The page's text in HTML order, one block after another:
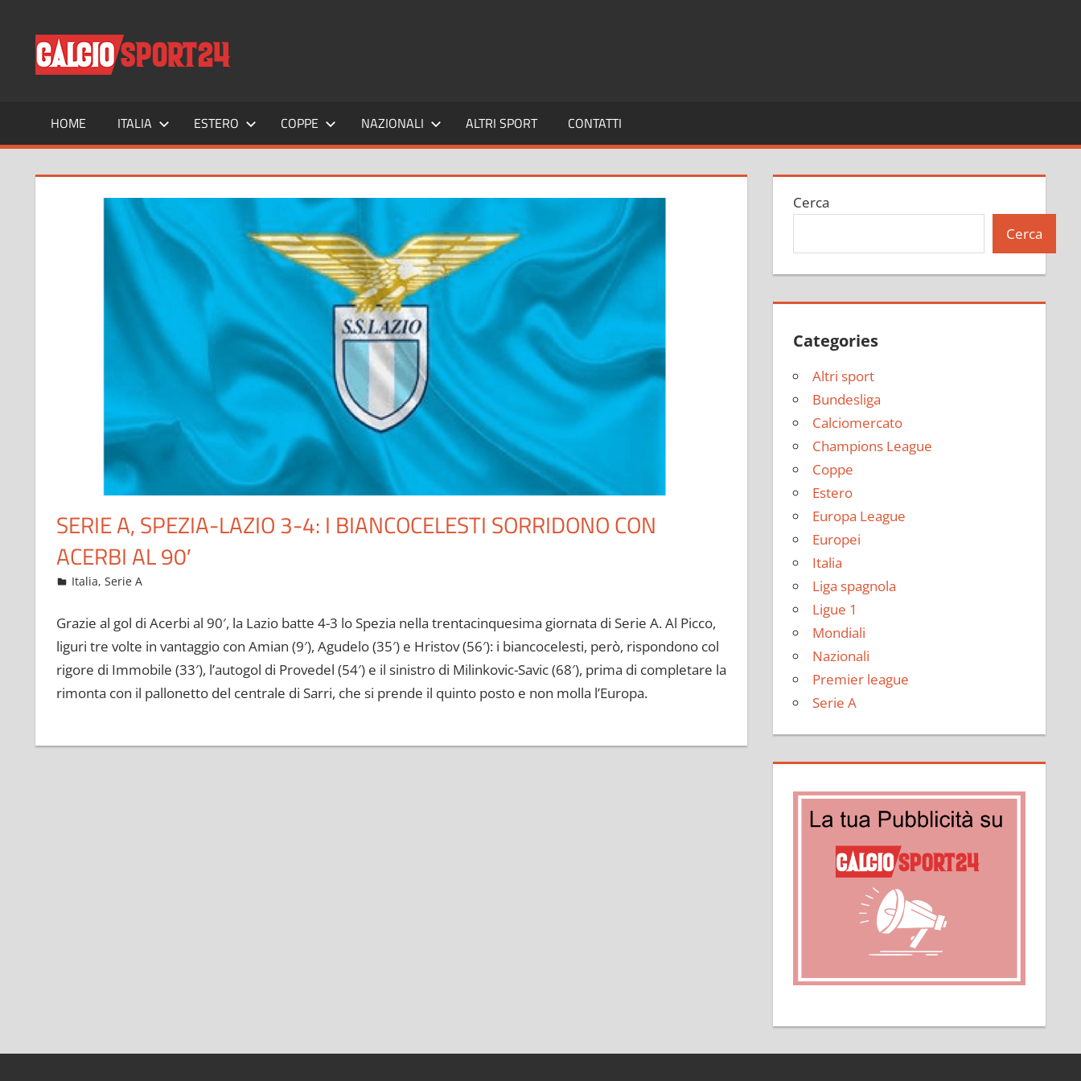
contenuto
Tutto
sul
mondo
calcio
e
HOME ITALIA ESTERO COPPE NAZIONALI ALTRI SPORT CONTATTI
SERIE A, SPEZIA-LAZIO 3-4: I BIANCOCELESTI SORRIDONO CON
ACERBI AL 90′
Maggio 2, 2022
admin
Italia,Serie A
Grazie al gol di Acerbi al 90′, la Lazio batte 4-3 lo Spezia nella trentacinquesima giornata di Serie A. Al Picco,
liguri tre volte in vantaggio con Amian (9′), Agudelo (35′) e Hristov (56′): i biancocelesti, però, rispondono col
rigore di Immobile (33′), l’autogol di Provedel (54′) e il sinistro di Milinkovic-Savic (68′), prima di completare la
rimonta con il pallonetto del centrale di Sarri, che si prende il quinto posto e non molla l’Europa.
Cerca
Cerca
Categories
Altri sport
Bundesliga
Calciomercato
Champions League
Coppe
Estero
Europa League
Europei
Italia
Liga spagnola
Ligue 1
Mondiali
Nazionali
Premier league
Serie A